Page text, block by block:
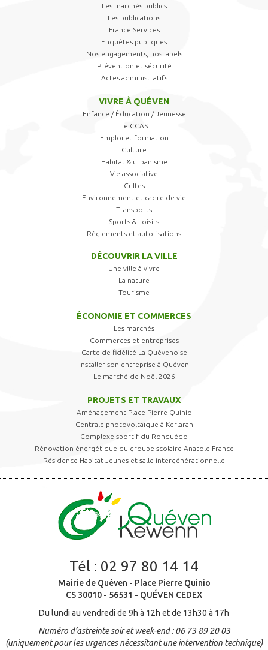
Les marchés publics
Les publications
France Services
Enquêtes publiques
Nos engagements, nos labels
Prévention et sécurité
Actes administratifs
VIVRE À QUÉVEN
Enfance / Éducation / Jeunesse
Le CCAS
Emploi et formation
Culture
Habitat & urbanisme
Vie associative
Cultes
Environnement et cadre de vie
Transports
Sports & Loisirs
Règlements et autorisations
DÉCOUVRIR LA VILLE
Une ville à vivre
La nature
Tourisme
ÉCONOMIE ET COMMERCES
Les marchés
Commerces et entreprises
Carte de fidélité La Quévenoise
Installer son entreprise à Quéven
Le marché de Noël 2026
PROJETS ET TRAVAUX
Aménagement Place Pierre Quinio
Centrale photovoltaïque à Kerlaran
Complexe sportif du Ronquédo
Rénovation énergétique du groupe scolaire Anatole France
Résidence Habitat Jeunes et salle intergénérationnelle
Tél : 02 97 80 14 14
Mairie de Quéven - Place Pierre Quinio
CS 30010 - 56531 - QUÉVEN CEDEX
Du lundi au vendredi de 9h à 12h et de 13h30 à 17h
Numéro d’astreinte soir et week-end : 06 73 89 20 03
(uniquement pour les urgences nécessitant une intervention technique)